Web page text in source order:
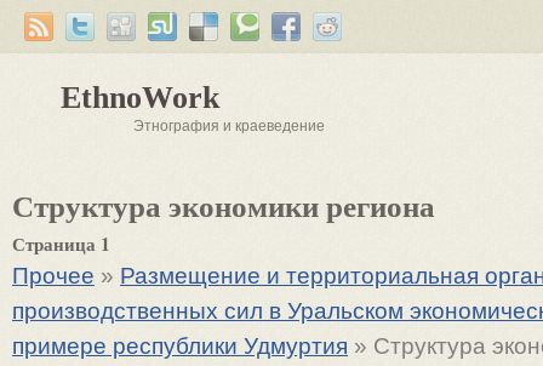
EthnoWork
Этнография и краеведение
Структура экономики региона
Страница 1
Прочее » Размещение и территориальная
производственных сил в Уральском
примере республики Удмуртия » Структура